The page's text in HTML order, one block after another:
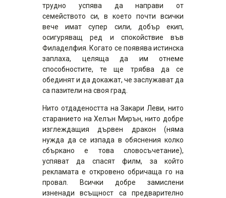
трудно успява да направи от
семейството си, в което почти всички
вече имат супер сили, добър екип,
осигуряващ ред и спокойствие във
Филаделфия. Когато се появява истинска
заплаха, целяща да им отнеме
способностите, те ще трябва да се
обединят и да докажат, че заслужават да
са пазители на своя град.
Нито отдадеността на Закари Леви, нито
старанието на Хелън Мирън, нито добре
изглеждащия дървен дракон (няма
нужда да се изпада в обяснения колко
сбъркано е това словосъчетание),
успяват да спасят филм, за който
рекламата е откровено обричаща го на
провал. Всички добре замислени
изненади всъщност са предварително